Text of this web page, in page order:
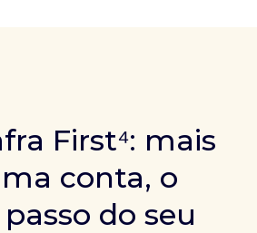
First⁴: mais
conta, o
do seu